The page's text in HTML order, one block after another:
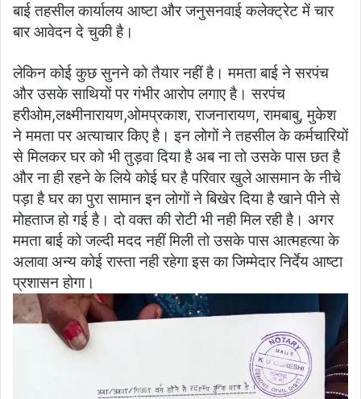
बाई तहसील कार्यालय आष्टा और जनुसनवाई कलेक्ट्रेट में चार
बार आवेदन दे चुकी है।
लेकिन कोई कुछ सुनने को तैयार नहीं है। ममता बाई ने सरपंच
और उसके साथियों पर गंभीर आरोप लगाए है। सरपंच
हरीओम,लक्ष्मीनारायण,ओमप्रकाश, राजनारायण, रामबाबु, मुकेश
ने ममता पर अत्याचार किए है। इन लोगों ने तहसील के कर्मचारियों
से मिलकर घर को भी तुड़वा दिया है अब ना तो उसके पास छत है
और ना ही रहने के लिये कोई घर है परिवार खुले आसमान के नीचे
पड़ा है घर का पुरा सामान इन लोगों ने बिखेर दिया है खाने पीने से
मोहताज हो गई है। दो वक्त की रोटी भी नही मिल रही है। अगर
ममता बाई को जल्दी मदद नहीं मिली तो उसके पास आत्महत्या के
अलावा अन्य कोई रास्ता नही रहेगा इस का जिम्मेदार निर्देय आष्टा
प्रशासन होगा।